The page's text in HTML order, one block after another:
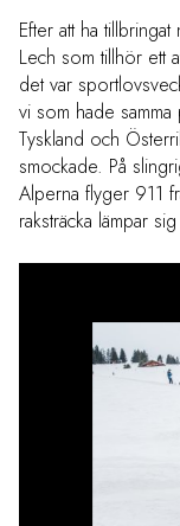
Efter att ha
Lech som tillhör ett
det var
vi som hade
Tyskland och
smockade. På
Alperna flyger 911
raksträcka lämpar